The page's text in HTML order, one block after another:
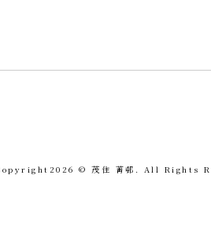
2026 © 茂住 菁邨. All Rights